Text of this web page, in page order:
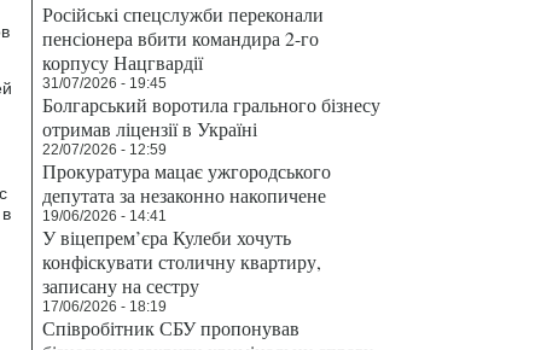
Російські спецслужби переконали
пенсіонера вбити командира 2-го
корпусу Нацгвардії
31/07/2026 - 19:45
Болгарський воротила грального бізнесу
отримав ліцензії в Україні
22/07/2026 - 12:59
Прокуратура мацає ужгородського
депутата за незаконно накопичене
19/06/2026 - 14:41
У віцепрем’єра Кулеби хочуть
конфіскувати столичну квартиру,
записану на сестру
17/06/2026 - 18:19
Співробітник СБУ пропонував